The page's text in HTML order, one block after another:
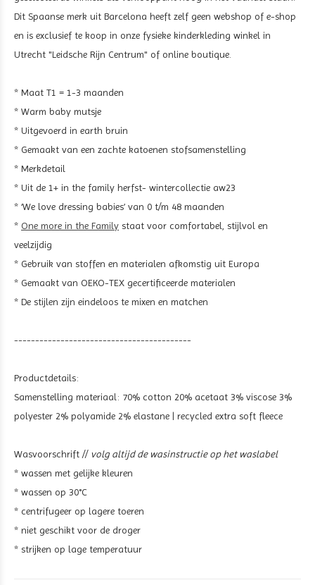
Dit Spaanse merk uit Barcelona heeft zelf geen webshop of e-shop
en is exclusief te koop in onze fysieke kinderkleding winkel in
Utrecht "Leidsche Rijn Centrum" of online boutique.
* Maat T1 = 1-3 maanden
* Warm baby mutsje
* Uitgevoerd in earth bruin
* Gemaakt van een zachte katoenen stofsamenstelling
* Merkdetail
* Uit de 1+ in the family herfst- wintercollectie aw23
* ‘We love dressing babies’ van 0 t/m 48 maanden
* One more in the Family staat voor comfortabel, stijlvol en
veelzijdig
* Gebruik van stoffen en materialen afkomstig uit Europa
* Gemaakt van OEKO-TEX gecertificeerde materialen
* De stijlen zijn eindeloos te mixen en matchen
------------------------------------------
Productdetails:
Samenstelling materiaal: 70% cotton 20% acetaat 3% viscose 3%
polyester 2% polyamide 2% elastane | recycled extra soft fleece
Wasvoorschrift // volg altijd de wasinstructie op het waslabel
* wassen met gelijke kleuren
* wassen op 30°C
* centrifugeer op lagere toeren
* niet geschikt voor de droger
* strijken op lage temperatuur